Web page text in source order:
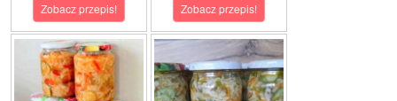
Zobacz przepis! Zobacz przepis!